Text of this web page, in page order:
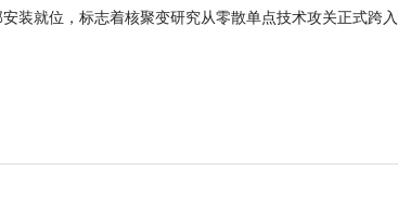
装就位，标志着核聚变研究从零散单点技术攻关正式跨